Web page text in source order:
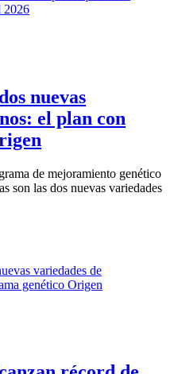
nuevas
el plan con
de mejoramiento genético
son las dos nuevas variedades